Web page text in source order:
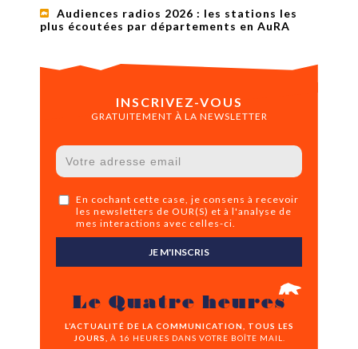
Audiences radios 2026 : les stations les
plus écoutées par départements en AuRA
INSCRIVEZ-VOUS
GRATUITEMENT À LA NEWSLETTER
En cochant cette case, je consens à recevoir
les newsletters de OUR(S) et à l'analyse de
mes interactions avec celles-ci.
JE M'INSCRIS
Le Quatre heures
L’ACTUALITÉ DE LA COMMUNICATION, TOUS LES
JOURS,
À 16 HEURES DANS VOTRE BOÎTE MAIL.